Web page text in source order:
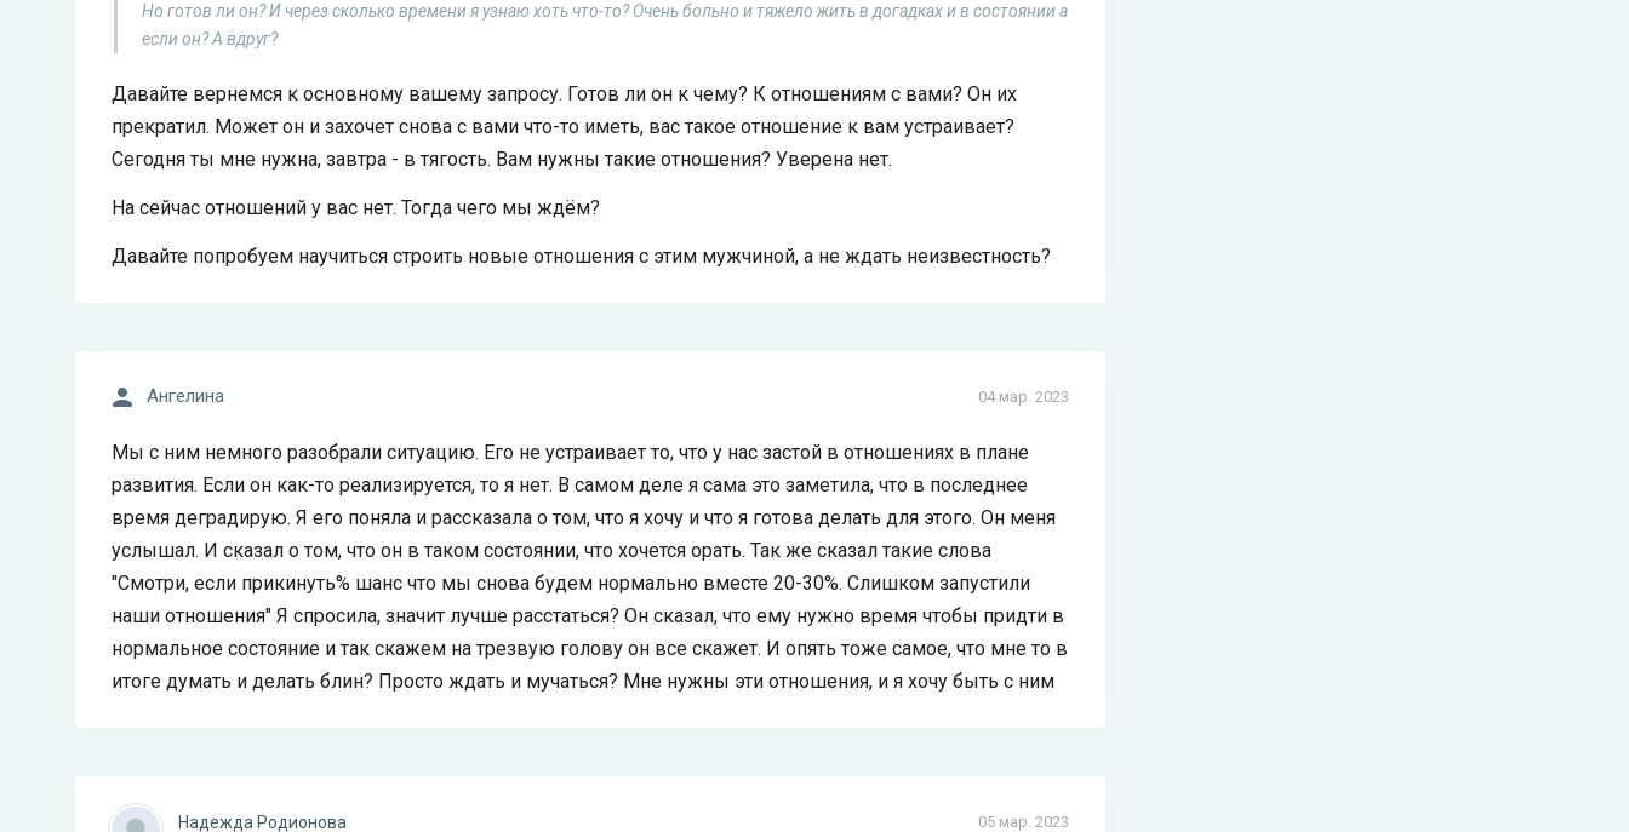
Но готов ли он? И через сколько времени я узнаю хоть что-то? Очень больно и тяжело жить в догадках и в состоянии а
если он? А вдруг?
Давайте вернемся к основному вашему запросу. Готов ли он к чему? К отношениям с вами? Он их
прекратил. Может он и захочет снова с вами что-то иметь, вас такое отношение к вам устраивает?
Сегодня ты мне нужна, завтра - в тягость. Вам нужны такие отношения? Уверена нет.
На сейчас отношений у вас нет. Тогда чего мы ждём?
Давайте попробуем научиться строить новые отношения с этим мужчиной, а не ждать неизвестность?
04 мар. 2023
Ангелина
Мы с ним немного разобрали ситуацию. Его не устраивает то, что у нас застой в отношениях в плане
развития. Если он как-то реализируется, то я нет. В самом деле я сама это заметила, что в последнее
время деградирую. Я его поняла и рассказала о том, что я хочу и что я готова делать для этого. Он меня
услышал. И сказал о том, что он в таком состоянии, что хочется орать. Так же сказал такие слова
"Смотри, если прикинуть% шанс что мы снова будем нормально вместе 20-30%. Слишком запустили
наши отношения" Я спросила, значит лучше расстаться? Он сказал, что ему нужно время чтобы придти в
нормальное состояние и так скажем на трезвую голову он все скажет. И опять тоже самое, что мне то в
итоге думать и делать блин? Просто ждать и мучаться? Мне нужны эти отношения, и я хочу быть с ним
05 мар. 2023
Надежда Родионова